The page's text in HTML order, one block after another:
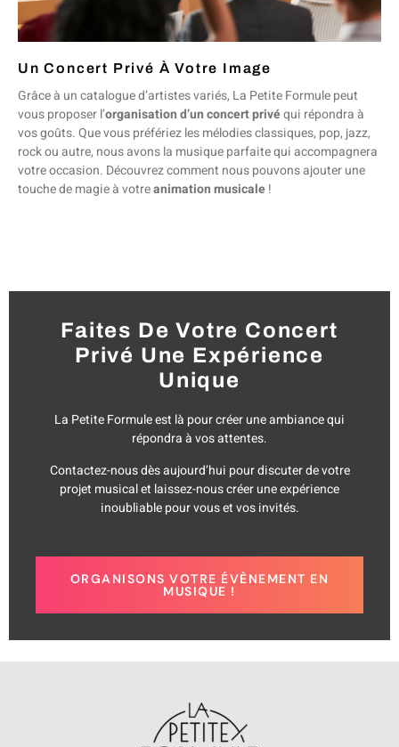
Un Concert Privé À Votre Image
Grâce à un catalogue d’artistes variés, La Petite Formule peut
vous proposer l’organisation d’un concert privéqui répondra à
vos goûts. Que vous préfériez les mélodies classiques, pop, jazz,
rock ou autre, nous avons la musique parfaite qui accompagnera
votre occasion. Découvrez comment nous pouvons ajouter une
touche de magie à votreanimation musicale!
Faites De Votre Concert
Privé Une Expérience
Unique
La Petite Formule est là pour créer une ambiance qui
répondra à vos attentes.
Contactez-nous dès aujourd’hui pour discuter de votre
projet musical et laissez-nous créer une expérience
inoubliable pour vous et vos invités.
ORGANISONS VOTRE ÉVÈNEMENT EN
MUSIQUE !